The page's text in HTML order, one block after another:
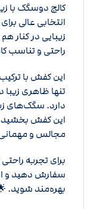
کالج دوسگک با
انتخابی عالی
زیبایی در کنار
راحتی و تناسب
این کفش با
تنها ظاهری زیبا
دارد. سگک‌های
این کفش بخشیده
مجالس و
برای تجربه
سفارش دهید و
بهره‌مند شوید.